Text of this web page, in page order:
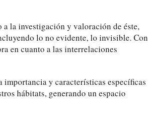
la investigación y valoración de éste,
lo no evidente, lo invisible. Con
en cuanto a las interrelaciones
y características específicas
hábitats, generando un espacio